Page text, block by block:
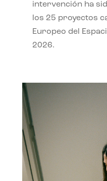
intervención ha
los 25 proyectos
Europeo del
2026.